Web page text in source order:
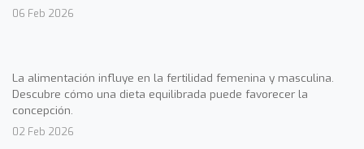
06 Feb 2026
La alimentación influye en la fertilidad femenina y masculina.
Descubre cómo una dieta equilibrada puede favorecer la
concepción.
02 Feb 2026